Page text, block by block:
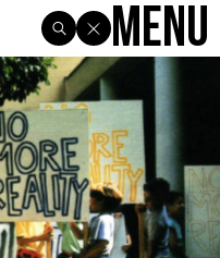
Menu